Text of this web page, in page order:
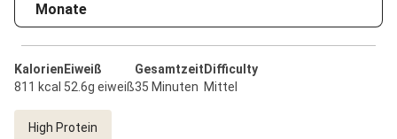
Monate
Kalorien
811 kcal
Eiweiß
52.6g eiweiß
Gesamtzeit
35 Minuten
Difficulty
Mittel
High Protein